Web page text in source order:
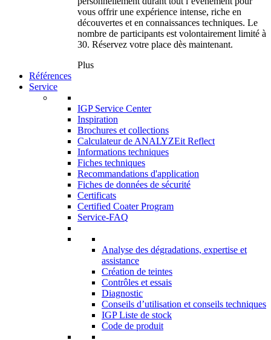
vous offrir une expérience intense, riche en
découvertes et en connaissances techniques. Le
nombre de participants est volontairement limité à
30. Réservez votre place dès maintenant.
Plus
Références
Service
IGP Service Center
Inspiration
Brochures et collections
Calculateur de ANALYZEit Reflect
Informations techniques
Fiches techniques
Recommandations d'application
Fiches de données de sécurité
Certificats
Certified Coater Program
Service-FAQ
Analyse des dégradations, expertise et
assistance
Création de teintes
Contrôles et essais
Diagnostic
Conseils d’utilisation et conseils techniques
IGP Liste de stock
Code de produit